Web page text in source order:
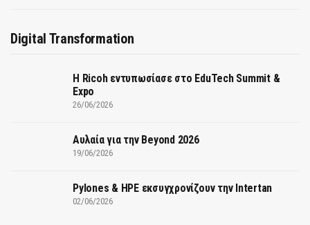
Digital Transformation
Η Ricoh εντυπωσίασε στο EduTech Summit &
Expo
26/06/2026
Αυλαία για την Beyond 2026
19/06/2026
Pylones & HPE εκσυγχρονίζουν την Intertan
02/06/2026